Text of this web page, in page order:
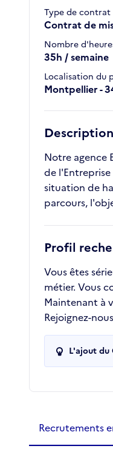
Type de contrat
Contrat de
Nombre
35h / semaine
Localisation du
Montpellier -
Notre agence
de
situation de
parcours,
Profil
Vous êtes
métier. Vous
Maintenant à
Rejoignez-
L'ajout du
Recrutements